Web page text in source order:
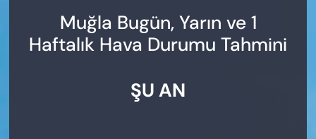
Muğla Bugün, Yarın ve 1
Haftalık Hava Durumu Tahmini
ŞU AN
YENİ MEDYADA EMEK
GAZETECİLİĞİNİ GELİŞTİRMEK
Trafik Durumu
Süper Lig Puan Durumu ve Fikstür